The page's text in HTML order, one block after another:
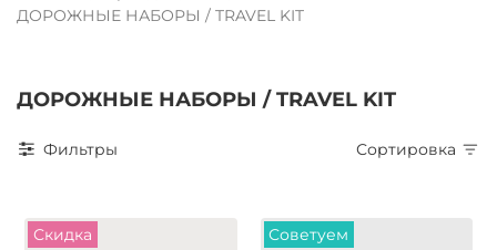
ДОРОЖНЫЕ НАБОРЫ / TRAVEL KIT
ДОРОЖНЫЕ НАБОРЫ / TRAVEL KIT
Фильтры Сортировка
Скидка Советуем